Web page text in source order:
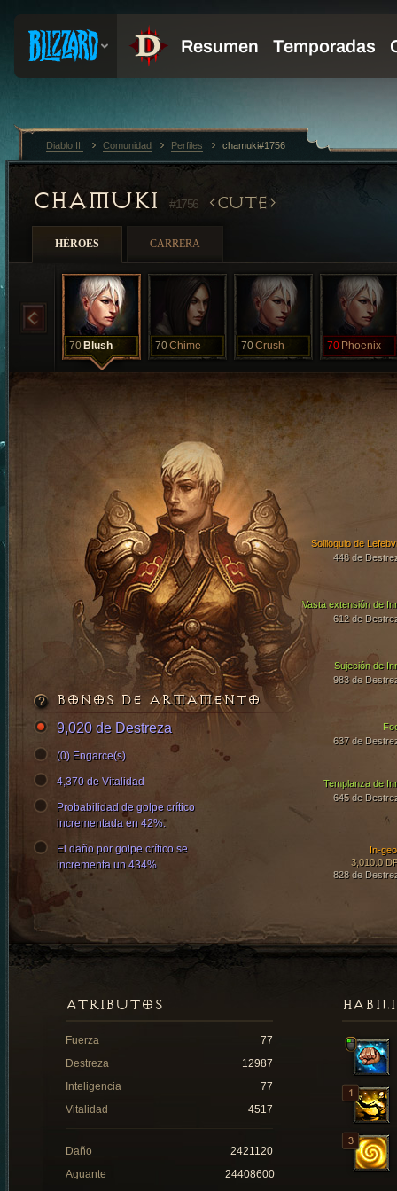
CHAMUKI #1756 CUTE
HÉROES CARRERA
70 Blush 70Chime 70Crush 70 Phoenix
Vasta extensión de
612 de
Sujeción de
983 de
Soliloquio de
448 de
Templanza de
645 de
In-
3,010.0
828 de
637 de
BONOS DE ARMAMENTO
9,020 de Destreza
(0) Engarce(s)
4,370 de Vitalidad
Probabilidad de golpe crítico
incrementada en 42%.
El daño por golpe crítico se
incrementa un 434%
ATRIBUTOS
Fuerza
77
Destreza
12987
Inteligencia
77
Vitalidad
4517
Daño
2421120
Aguante
24408600
Diablo III Comunidad Perfiles chamuki#1756